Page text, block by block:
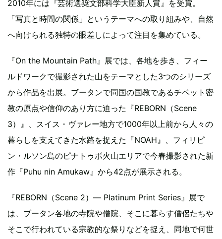
2010年には『芸術選奨文部科学大臣新人賞』を受賞。
「写真と時間の関係」というテーマへの取り組みや、自然
へ向けられる独特の眼差しによって注目を集めている。
『On the Mountain Path』展では、各地を歩き、フィー
ルドワークで撮影された山をテーマとした3つのシリーズ
から作品を出展。ブータンで同国の国教であるチベット密
教の原点や信仰のあり方に迫った『REBORN（Scene
3）』、スイス・ヴァレー地方で1000年以上前から人々の
暮らしを支えてきた水路を捉えた『NOAH』、フィリピ
ン・ルソン島のピナトゥボ火山エリアで今春撮影された新
作『Puhu nin Amukaw』から42点が展示される。
『REBORN（Scene 2）― Platinum Print Series』展で
は、ブータン各地の寺院や僧院、そこに暮らす僧侶たちや
そこで行われている宗教的な祭りなどを捉え、同地で何世